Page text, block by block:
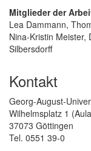
Mitglieder der
Lea Dammann,
Nina-Kristin Meister,
Silbersdorff
Kontakt
Georg-August-
Wilhelmsplatz 1
37073 Göttingen
Tel. 0551 39-0